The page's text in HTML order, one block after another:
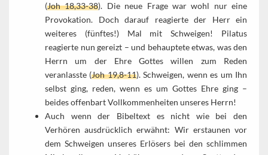
(Joh 18,33-38). Die neue Frage war wohl nur eine
Provokation. Doch darauf reagierte der Herr ein
weiteres (fünftes!) Mal mit Schweigen! Pilatus
reagierte nun gereizt – und behauptete etwas, was den
Herrn um der Ehre Gottes willen zum Reden
veranlasste (Joh 19,8-11). Schweigen, wenn es um Ihn
selbst ging, reden, wenn es um Gottes Ehre ging –
beides offenbart Vollkommenheiten unseres Herrn!
Auch wenn der Bibeltext es nicht wie bei den
Verhören ausdrücklich erwähnt: Wir erstaunen vor
dem Schweigen unseres Erlösers bei den schlimmen